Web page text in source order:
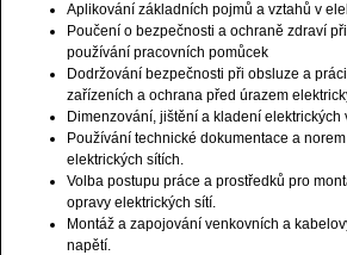
Aplikování základních pojmů a vztahů v
Poučení o bezpečnosti a ochraně zdraví
používání pracovních pomůcek
Dodržování bezpečnosti při obsluze a
zařízeních a ochrana před úrazem
Dimenzování, jištění a kladení elektrických
Používání technické dokumentace a
elektrických sítích.
Volba postupu práce a prostředků pro
opravy elektrických sítí.
Montáž a zapojování venkovních a
napětí.